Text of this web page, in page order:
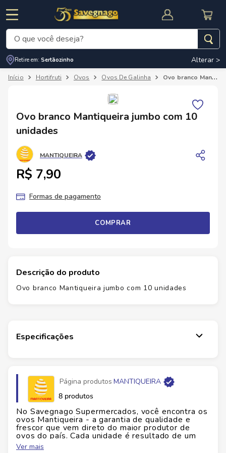
CUPOM DE DESCONTO
O que você deseja?
Retire em: Sertãozinho Alterar >
Hortifruti Ovos Ovos De Galinha Ovo branco Mantiqueira jumbo com 10 unidades
Ovo branco Mantiqueira jumbo com 10
unidades
MANTIQUEIRA
R$ 7,90
Formas de pagamento
COMPRAR
Descrição do produto
Ovo branco Mantiqueira jumbo com 10 unidades
Especificações
Página produtos MANTIQUEIRA
8 produtos
No Savegnago Supermercados, você encontra os
ovos Mantiqueira - a garantia de qualidade e
frescor que vem direto do maior produtor de
ovos do país. Cada unidade é resultado de um
processo cuidadoso, desde a alimentação das
Ver mais
Termos mais buscados
3º
cerveja
5º arroz